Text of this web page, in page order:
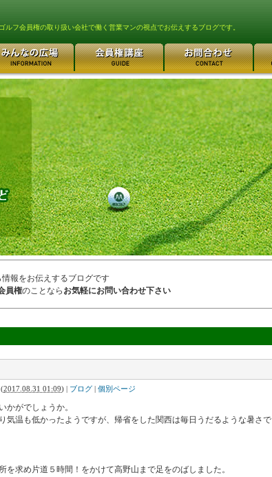
フ会員権の取り扱い会社で働く営業マンの視点でお伝えするブログです。
報をお伝えするブログです
員権のことなら お気軽にお問い合わせ下さい
(2017.08.31 01:09) | ブログ | 個別ページ
かがでしょうか。
気温も低かったようですが、帰省をした関西は毎日うだるような暑さで
を求め片道５時間！をかけて高野山まで足をのばしました。